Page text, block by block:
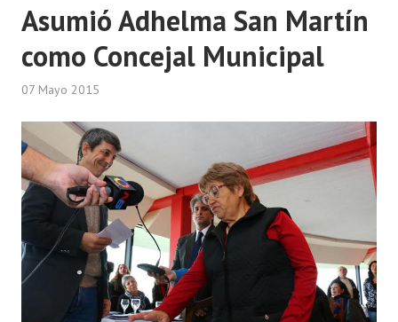
Premio al Mérito - Registro
Audiencias Públicas - Registro
Mujeres que Dejaron Huellas - Registro
Periodistas Decanos - Registro
Ciudadano Ilustre - Registro
Banca del Vecino - Registro
Huéspedes de Honor - Registro
Antiguos Pobladores - Registro
Reconocimientos - Registro
Asumió Adhelma San Martín
como Concejal Municipal
07 Mayo 2015